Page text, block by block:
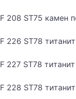
F 208 ST75 камен
F 226 ST78
F 227 ST78
F 228 ST78